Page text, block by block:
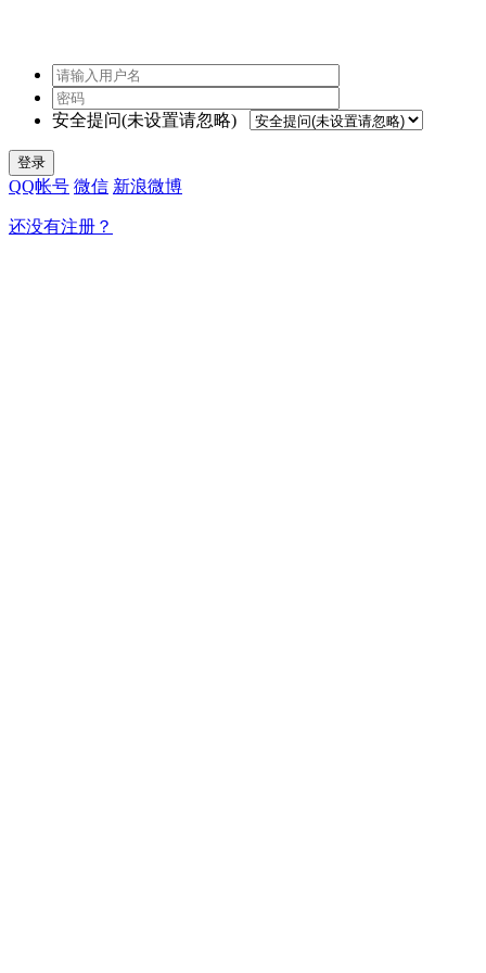
安全提问(未设置请忽略)
登录
QQ帐号 微信 新浪微博
还没有注册？